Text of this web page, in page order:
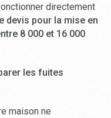
directement
devis pour la mise en
8 000 et 16 000
les fuites
maison ne